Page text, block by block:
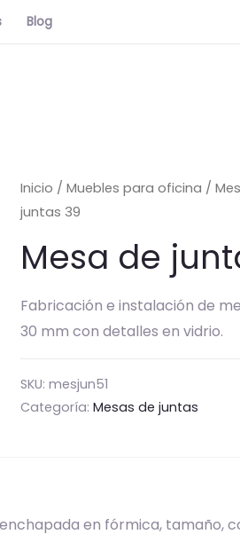
Blog
Inicio /Muebles para oficina /
juntas 39
Mesa de
Fabricación e instalación de
30 mm con detalles en vidrio.
SKU:mesjun51
Categoría:Mesas de juntas
en fórmica, tamaño,